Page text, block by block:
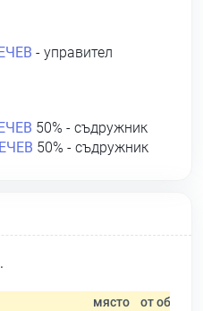
- управител
50% - съдружник
50% - съдружник
място от общо